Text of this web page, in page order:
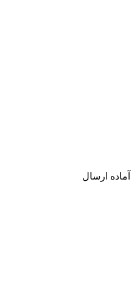
آماده ارسال